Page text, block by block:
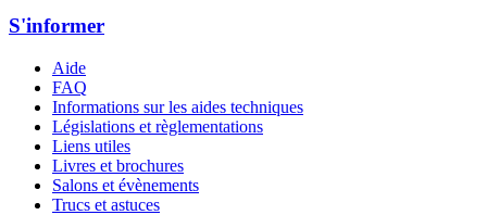
S'informer
Aide
FAQ
Informations sur les aides techniques
Législations et règlementations
Liens utiles
Livres et brochures
Salons et évènements
Trucs et astuces